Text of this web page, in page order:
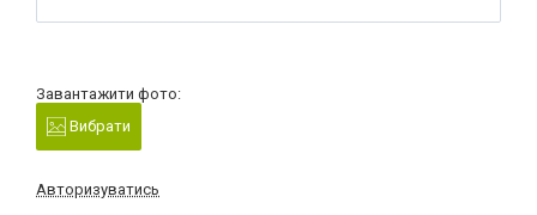
Завантажити фото:
Вибрати
Авторизуватись